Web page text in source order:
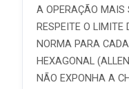
A OPERAÇÃO MAIS
RESPEITE O LIMITE
NORMA PARA
HEXAGONAL
NÃO EXPONHA A